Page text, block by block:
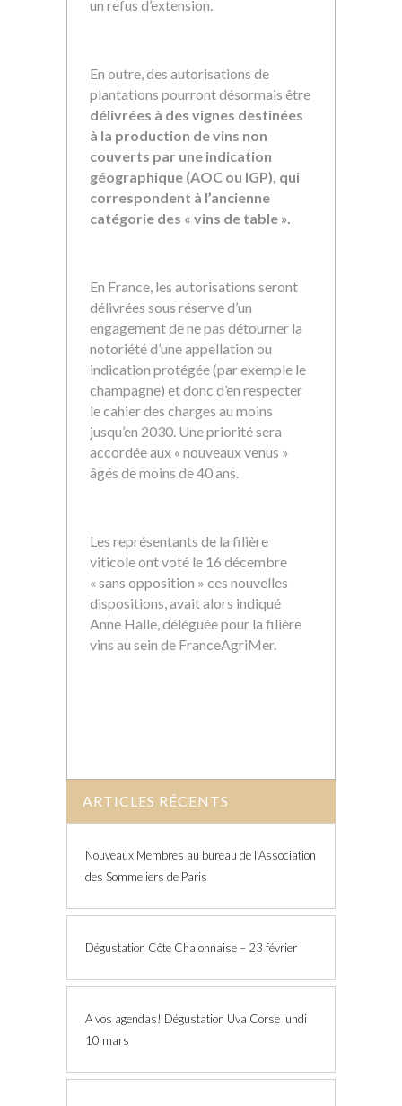
un refus d’extension.
En outre, des autorisations de
plantations pourront désormais être
délivrées à des vignes destinées
à la production de vins non
couverts par une indication
géographique (AOC ou IGP), qui
correspondent à l’ancienne
catégorie des « vins de table ».
En France, les autorisations seront
délivrées sous réserve d’un
engagement de ne pas détourner la
notoriété d’une appellation ou
indication protégée (par exemple le
champagne) et donc d’en respecter
le cahier des charges au moins
jusqu’en 2030. Une priorité sera
accordée aux « nouveaux venus »
âgés de moins de 40 ans.
Les représentants de la filière
viticole ont voté le 16 décembre
« sans opposition » ces nouvelles
dispositions, avait alors indiqué
Anne Halle, déléguée pour la filière
vins au sein de FranceAgriMer.
ARTICLES RÉCENTS
Nouveaux Membres au bureau de l’Association
des Sommeliers de Paris
Dégustation Côte Chalonnaise – 23 février
A vos agendas! Dégustation Uva Corse lundi
10 mars